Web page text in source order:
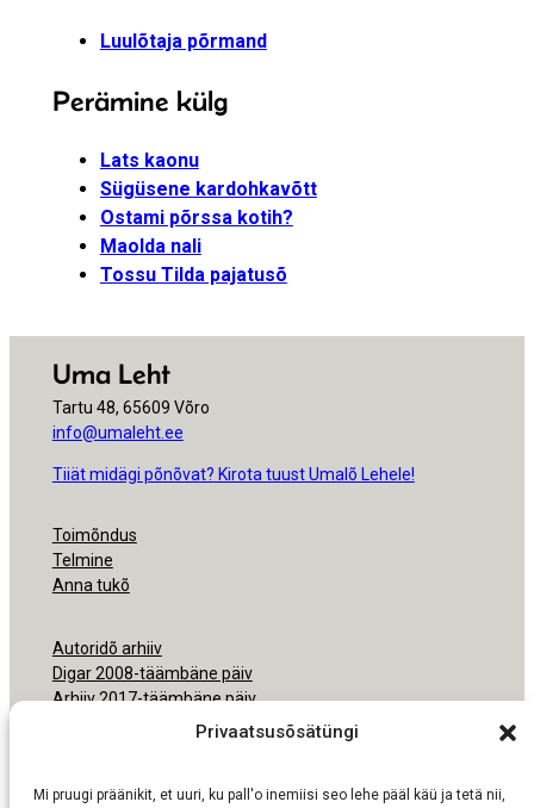
Privaatsusõsätüngi
Mi pruugi präänikit, et uuri, ku pall'o inemiisi seo lehe pääl käü ja tetä nii,
Luulõtaja põrmand
Perämine külg
Lats kaonu
Sügüsene kardohkavõtt
Ostami põrssa kotih?
Maolda nali
Tossu Tilda pajatusõ
Uma Leht
Tartu 48, 65609 Võro
info@umaleht.ee
Tiiät midägi põnõvat? Kirota tuust Umalõ Lehele!
Toimõndus
Telmine
Anna tukõ
Autoridõ arhiiv
Digar 2008-täämbäne päiv
Arhiiv 2017-täämbäne päiv
Ligipäsemine